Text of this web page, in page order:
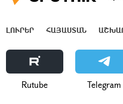
ԼՈՒՐԵՐ ՀԱՅԱՍՏԱՆ
Rutube Telegram